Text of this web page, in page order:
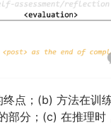
点；(b) 方法在训
部分；(c) 在推理